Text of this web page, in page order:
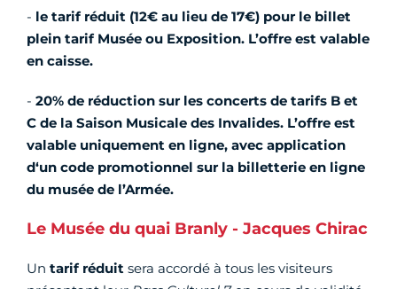
- le tarif réduit (12€ au lieu de 17€) pour le billet
plein tarif Musée ou Exposition. L’offre est valable
en caisse.
- 20% de réduction sur les concerts de tarifs B et
C de la Saison Musicale des Invalides. L’offre est
valable uniquement en ligne, avec application
d‘un code promotionnel sur la billetterie en ligne
du musée de l’Armée.
Le Musée du quai Branly - Jacques Chirac
Un tarif réduit sera accordé à tous les visiteurs